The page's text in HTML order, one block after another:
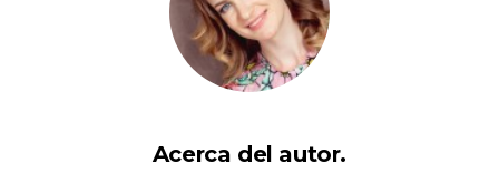
Acerca del autor.